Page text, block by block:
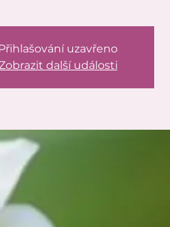
uzavřeno
další události